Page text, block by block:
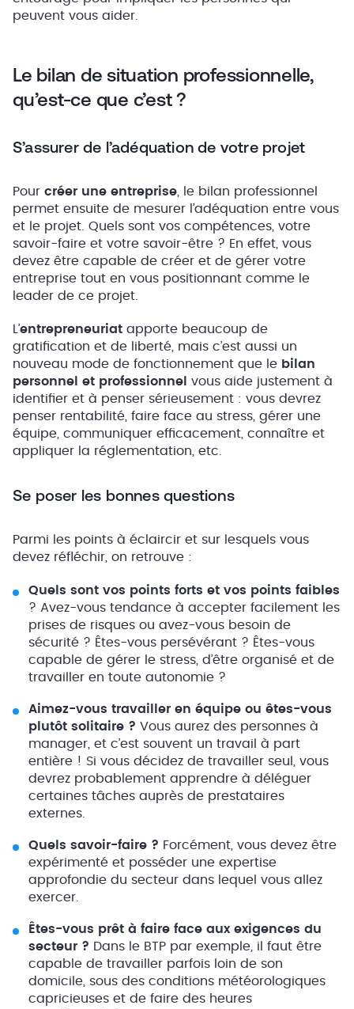
peuvent vous aider.
Le bilan de situation professionnelle,
qu’est-ce que c’est ?
S’assurer de l’adéquation de votre projet
Pour créer une entreprise , le bilan professionnel
permet ensuite de mesurer l’adéquation entre vous
et le projet. Quels sont vos compétences, votre
savoir-faire et votre savoir-être ? En effet, vous
devez être capable de créer et de gérer votre
entreprise tout en vous positionnant comme le
leader de ce projet.
L’entrepreneuriat apporte beaucoup de
gratification et de liberté, mais c’est aussi un
nouveau mode de fonctionnement que le bilan
personnel et professionnel vous aide justement à
identifier et à penser sérieusement : vous devrez
penser rentabilité, faire face au stress, gérer une
équipe, communiquer efficacement, connaître et
appliquer la réglementation, etc.
Se poser les bonnes questions
Parmi les points à éclaircir et sur lesquels vous
devez réfléchir, on retrouve :
Quels sont vos points forts et vos points faibles
? Avez-vous tendance à accepter facilement les
prises de risques ou avez-vous besoin de
sécurité ? Êtes-vous persévérant ? Êtes-vous
capable de gérer le stress, d’être organisé et de
travailler en toute autonomie ?
Aimez-vous travailler en équipe ou êtes-vous
plutôt solitaire ? Vous aurez des personnes à
manager, et c’est souvent un travail à part
entière ! Si vous décidez de travailler seul, vous
devrez probablement apprendre à déléguer
certaines tâches auprès de prestataires
externes.
Quels savoir-faire ? Forcément, vous devez être
expérimenté et posséder une expertise
approfondie du secteur dans lequel vous allez
exercer.
Êtes-vous prêt à faire face aux exigences du
secteur ? Dans le BTP par exemple, il faut être
capable de travailler parfois loin de son
domicile, sous des conditions météorologiques
capricieuses et de faire des heures